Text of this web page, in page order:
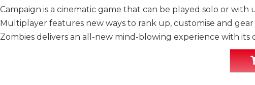
Campaign is a cinematic game that can be played solo or with
Multiplayer features new ways to rank up, customise and
Zombies delivers an all-new mind-blowing experience with its